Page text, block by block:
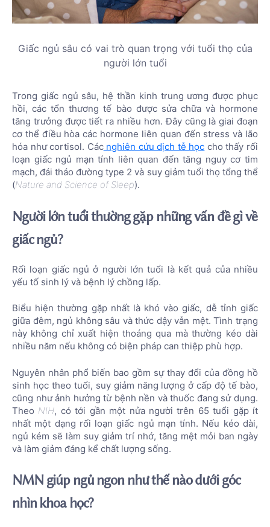
Giấc ngủ sâu có vai trò quan trọng với tuổi thọ của
người lớn tuổi
Trong giấc ngủ sâu, hệ thần kinh trung ương được phục
hồi, các tổn thương tế bào được sửa chữa và hormone
tăng trưởng được tiết ra nhiều hơn. Đây cũng là giai đoạn
cơ thể điều hòa các hormone liên quan đến stress và lão
hóa như cortisol. Cácnghiên cứu dịch tễ học cho thấy rối
loạn giấc ngủ mạn tính liên quan đến tăng nguy cơ tim
mạch, đái tháo đường type 2 và suy giảm tuổi thọ tổng thể
(Nature and Science of Sleep).
Người lớn tuổi thường gặp những vấn đề gì về
giấc ngủ?
Rối loạn giấc ngủ ở người lớn tuổi là kết quả của nhiều
yếu tố sinh lý và bệnh lý chồng lấp.
Biểu hiện thường gặp nhất là khó vào giấc, dễ tỉnh giấc
giữa đêm, ngủ không sâu và thức dậy vẫn mệt. Tình trạng
này không chỉ xuất hiện thoáng qua mà thường kéo dài
nhiều năm nếu không có biện pháp can thiệp phù hợp.
Nguyên nhân phổ biến bao gồm sự thay đổi của đồng hồ
sinh học theo tuổi, suy giảm năng lượng ở cấp độ tế bào,
cũng như ảnh hưởng từ bệnh nền và thuốc đang sử dụng.
Theo NIH, có tới gần một nửa người trên 65 tuổi gặp ít
nhất một dạng rối loạn giấc ngủ mạn tính. Nếu kéo dài,
ngủ kém sẽ làm suy giảm trí nhớ, tăng mệt mỏi ban ngày
và làm giảm đáng kể chất lượng sống.
NMN giúp ngủ ngon như thế nào dưới góc
nhìn khoa học?